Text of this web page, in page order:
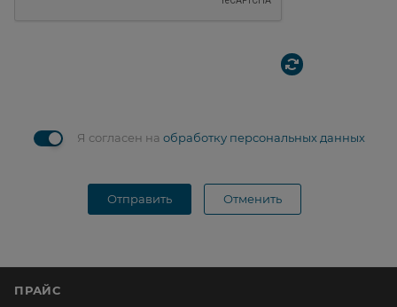
Я согласен на обработку персональных данных
Отправить Отменить
ПРАЙС